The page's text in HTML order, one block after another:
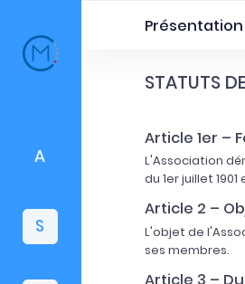
A
S
Présentation
STATUTS
Article 1er –
L'Association
du 1er juillet
Article 2 –
L'objet de
ses membres.
Article 3 –